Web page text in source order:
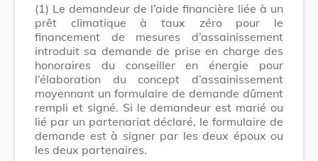
(1) Le demandeur de l’aide financière liée à un
prêt climatique à taux zéro pour le
financement de mesures d’assainissement
introduit sa demande de prise en charge des
honoraires du conseiller en énergie pour
l’élaboration du concept d’assainissement
moyennant un formulaire de demande dûment
rempli et signé. Si le demandeur est marié ou
lié par un partenariat déclaré, le formulaire de
demande est à signer par les deux époux ou
les deux partenaires.